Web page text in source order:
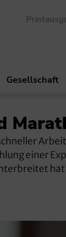
Gesellschaft
einer